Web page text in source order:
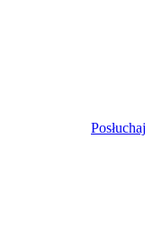
Posłuchaj